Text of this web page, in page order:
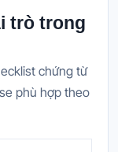
trò trong
chứng từ
phù hợp theo